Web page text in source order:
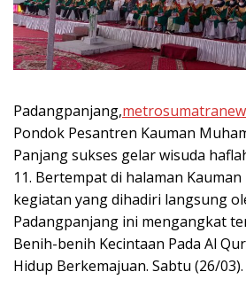
Padangpanjang,
Pondok Pesantren Kauman
Panjang sukses gelar wisuda
11. Bertempat di halaman
kegiatan yang dihadiri langsung
Padangpanjang ini mengangkat
Benih-benih Kecintaan Pada Al
Hidup Berkemajuan. Sabtu (26/03).